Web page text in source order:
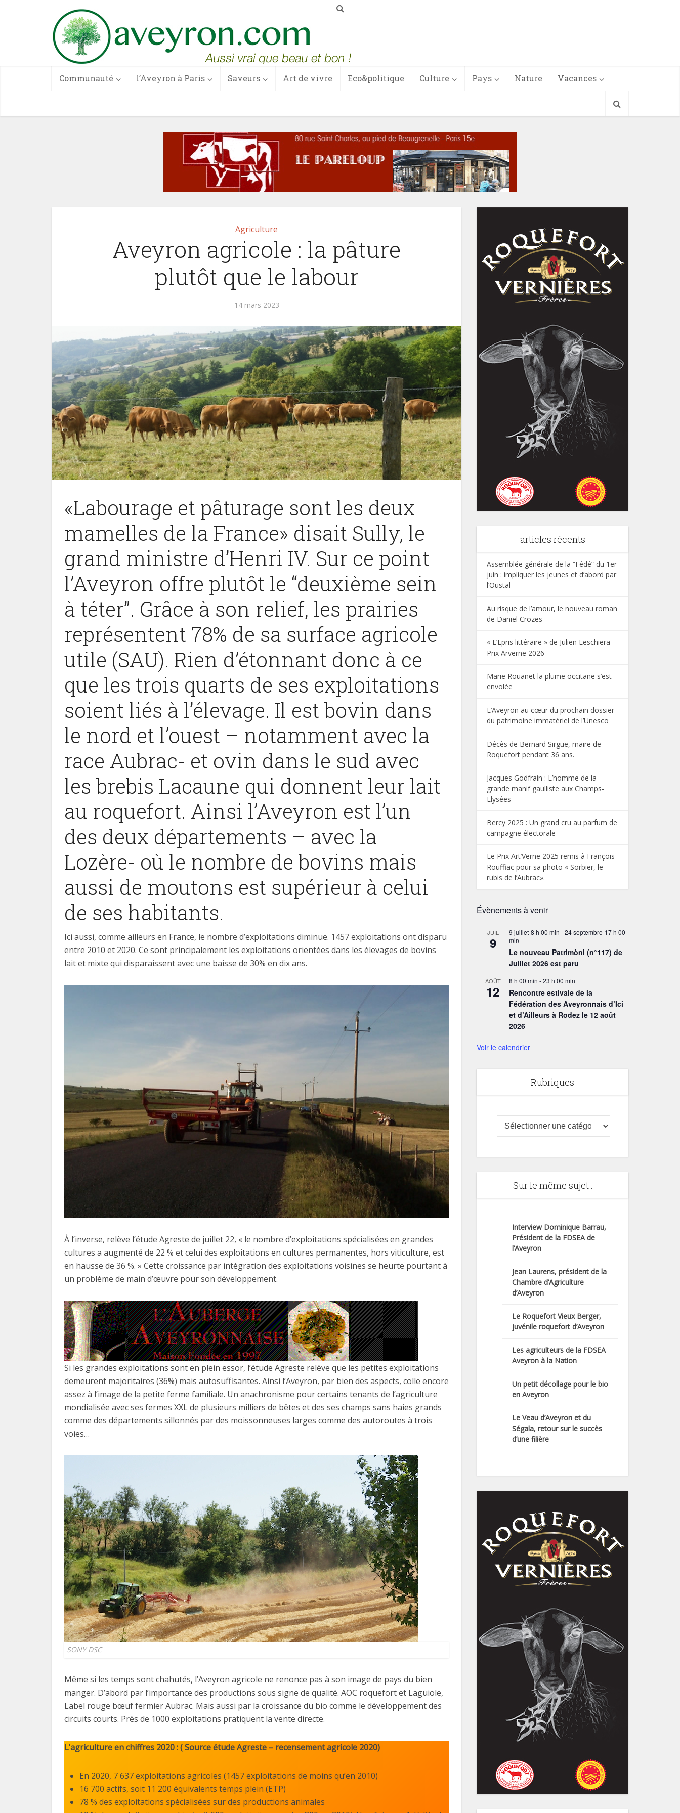
Communauté l’Aveyron à Paris Saveurs Art de vivre Eco&politique Culture Pays Nature Vacances
Agriculture
Aveyron agricole : la pâture
plutôt que le labour
14 mars 2023
«Labourage et pâturage sont les deux
mamelles de la France» disait Sully, le
grand ministre d’Henri IV. Sur ce point
l’Aveyron offre plutôt le “deuxième sein
à téter”. Grâce à son relief, les prairies
représentent 78% de sa surface agricole
utile (SAU). Rien d’étonnant donc à ce
que les trois quarts de ses exploitations
soient liés à l’élevage. Il est bovin dans
le nord et l’ouest – notamment avec la
race Aubrac- et ovin dans le sud avec
les brebis Lacaune qui donnent leur lait
au roquefort. Ainsi l’Aveyron est l’un
des deux départements – avec la
Lozère- où le nombre de bovins mais
aussi de moutons est supérieur à celui
de ses habitants.
Ici aussi, comme ailleurs en France, le nombre d’exploitations diminue. 1457 exploitations ont disparu
entre 2010 et 2020. Ce sont principalement les exploitations orientées dans les élevages de bovins
lait et mixte qui disparaissent avec une baisse de 30% en dix ans.
À l’inverse, relève l’étude Agreste de juillet 22, « le nombre d’exploitations spécialisées en grandes
cultures a augmenté de 22 % et celui des exploitations en cultures permanentes, hors viticulture, est
en hausse de 36 %. » Cette croissance par intégration des exploitations voisines se heurte pourtant à
un problème de main d’œuvre pour son développement.
Si les grandes exploitations sont en plein essor, l’étude Agreste relève que les petites exploitations
demeurent majoritaires (36%) mais autosuffisantes. Ainsi l’Aveyron, par bien des aspects, colle encore
assez à l’image de la petite ferme familiale. Un anachronisme pour certains tenants de l’agriculture
mondialisée avec ses fermes XXL de plusieurs milliers de bêtes et des ses champs sans haies grands
comme des départements sillonnés par des moissonneuses larges comme des autoroutes à trois
voies…
SONY DSC
Même si les temps sont chahutés, l’Aveyron agricole ne renonce pas à son image de pays du bien
manger. D’abord par l’importance des productions sous signe de qualité. AOC roquefort et Laguiole,
Label rouge bœuf fermier Aubrac. Mais aussi par la croissance du bio comme le développement des
circuits courts. Près de 1000 exploitations pratiquent la vente directe.
L’agriculture en chiffres 2020 : ( Source étude Agreste – recensement agricole 2020)
En 2020, 7 637 exploitations agricoles (1457 exploitations de moins qu’en 2010)
16 700 actifs, soit 11 200 équivalents temps plein (ETP)
78 % des exploitations spécialisées sur des productions animales
articles récents
Assemblée générale de la “Fédé” du 1er
juin : impliquer les jeunes et d’abord par
l’Oustal
Au risque de l’amour, le nouveau roman
de Daniel Crozes
« L’Epris littéraire » de Julien Leschiera
Prix Arverne 2026
Marie Rouanet la plume occitane s’est
envolée
L’Aveyron au cœur du prochain dossier
du patrimoine immatériel de l’Unesco
Décès de Bernard Sirgue, maire de
Roquefort pendant 36 ans.
Jacques Godfrain : L’homme de la
grande manif gaulliste aux Champs-
Elysées
Bercy 2025 : Un grand cru au parfum de
campagne électorale
Le Prix Art’Verne 2025 remis à François
Rouffiac pour sa photo « Sorbier, le
rubis de l’Aubrac».
Évènements à venir
JUIL
9
9 juillet-8 h 00 min -24 septembre-17 h 00
min
Le nouveau Patrimòni (n°117) de
Juillet 2026 est paru
AOÛT
12
8 h 00 min -23 h 00 min
Rencontre estivale de la
Fédération des Aveyronnais d’Ici
et d’Ailleurs à Rodez le 12 août
2026
Voir le calendrier
Rubriques
Sur le même sujet :
Interview Dominique Barrau,
Président de la FDSEA de
l’Aveyron
Jean Laurens, président de la
Chambre d’Agriculture
d’Aveyron
Le Roquefort Vieux Berger,
juvénile roquefort d’Aveyron
Les agriculteurs de la FDSEA
Aveyron à la Nation
Un petit décollage pour le bio
en Aveyron
Le Veau d’Aveyron et du
Ségala, retour sur le succès
d’une filière